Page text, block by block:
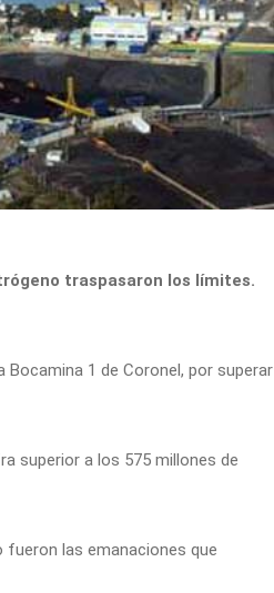
traspasaron los límites.
1 de Coronel, por superar
superior a los 575 millones de
las emanaciones que